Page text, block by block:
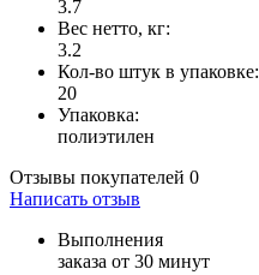
3.7
Вес нетто, кг:
3.2
Кол-во штук в упаковке:
20
Упаковка:
полиэтилен
Отзывы покупателей 0
Написать отзыв
Выполнения
заказа от 30 минут